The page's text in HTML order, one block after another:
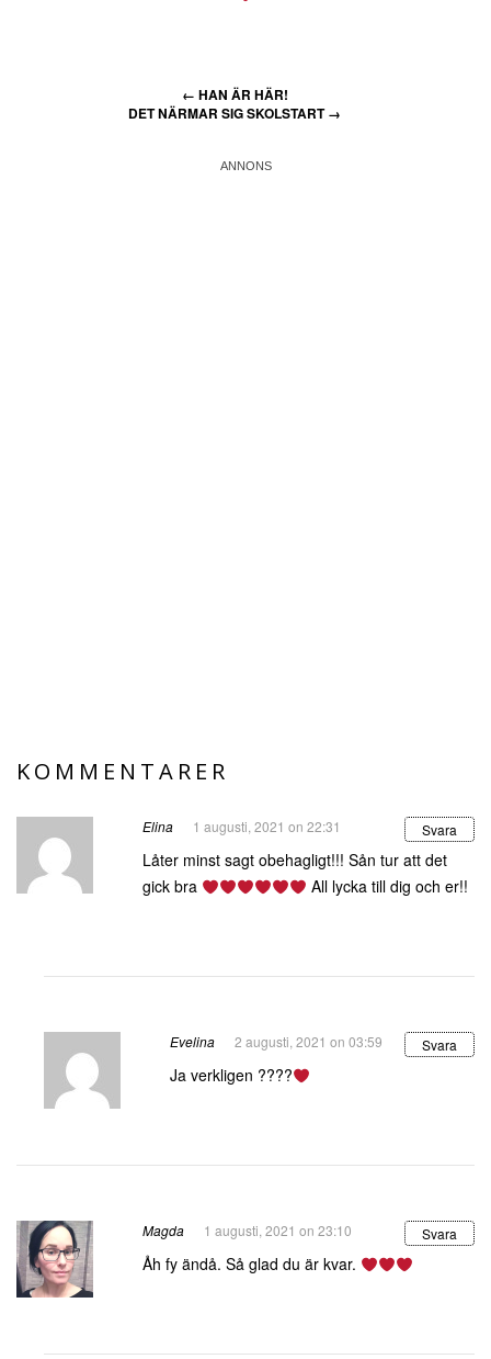
← HAN ÄR HÄR!
DET NÄRMAR SIG SKOLSTART→
KOMMENTARER
Elina 1 augusti, 2021 on 22:31 Svara
Låter minst sagt obehagligt!!! Sån tur att det
gick bra
All lycka till dig och er!!
Evelina 2 augusti, 2021 on 03:59 Svara
Ja verkligen ????
Magda 1 augusti, 2021 on 23:10 Svara
Åh fy ändå. Så glad du är kvar.